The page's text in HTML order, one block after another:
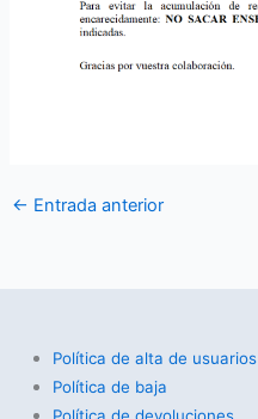
← Entrada anterior
Política de alta de usuarios
Política de baja